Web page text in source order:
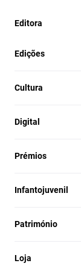
Editora
Edições
Cultura
Digital
Prémios
Infantojuvenil
Património
Loja